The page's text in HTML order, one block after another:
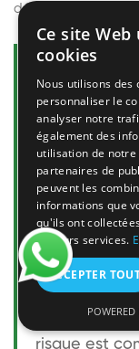
découvrir
Le frelon
l'homme ?
Le frelon
taille mais
son nid. Sa
celle d'une
une
bénigne.
risque est
Ce site
cookies
Nous utilisons des
personnaliser le
analyser notre
également des
utilisation de notre
partenaires de
peuvent les
informations que
qu'ils ont
de leurs services.
ACCEPTER
POWERED